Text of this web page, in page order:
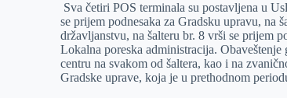
Sva četiri POS terminala su postavljena u
se prijem podnesaka za Gradsku upravu, na
državljanstvu, na šalteru br. 8 vrši se prijem
Lokalna poreska administracija.
centru na svakom od šaltera, kao i na
Gradske uprave, koja je u prethodnom